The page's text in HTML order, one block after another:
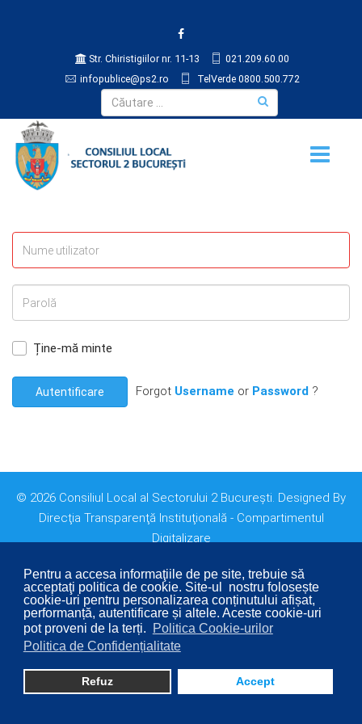
Pentru a accesa informaţiile de pe site, trebuie să
acceptaţi politica de cookie. Site-ul nostru folosește
cookie-uri pentru personalizarea conținutului afișat,
performanță, autentificare și altele. Aceste cookie-uri
pot proveni de la terți.
Politica Cookie-urilor
Politica de Confidențialitate
Refuz Accept
Str. Chiristigiilor nr. 11-13
021.209.60.00
infopublice@ps2.ro
TelVerde 0800.500.772
Ține-mă minte
Autentificare Forgot Username or Password ?
© 2026 Consiliul Local al Sectorului 2 București. Designed By
Direcţia Transparenţă Instituţională - Compartimentul
Digitalizare